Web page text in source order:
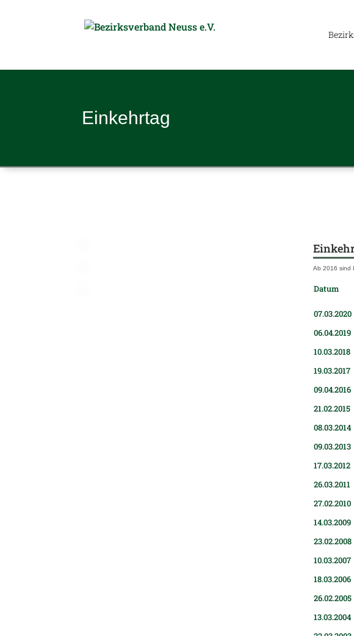
Ein­kehr­tag
Ab 2016 sind
Datum
07.03.2020
06.04.2019
10.03.2018
19.03.2017
09.04.2016
21.02.2015
08.03.2014
09.03.2013
17.03.2012
26.03.2011
27.02.2010
14.03.2009
23.02.2008
10.03.2007
18.03.2006
26.02.2005
13.03.2004